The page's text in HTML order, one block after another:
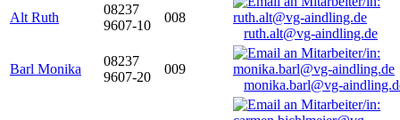
Alt Ruth
08237
9607-10
008
ruth.alt@vg-aindling.de
Barl Monika
08237
9607-20
009
monika.barl@vg-